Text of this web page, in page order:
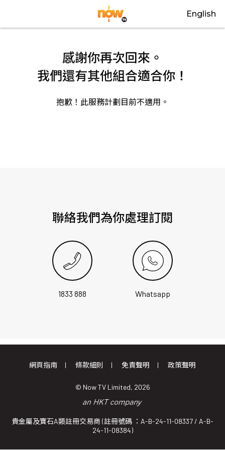
English
感謝你再次回來。
我們還有其他組合適合你！
抱歉！此服務計劃目前不適用。
聯絡我們為你處理訂閱
1833 888 Whatsapp
網頁指南 條款細則 免責聲明 政策聲明
© Now TV Limited, 2026
貴金屬及寶石A類註冊交易商 (註冊號碼 ：A-B-24-11-08337 / A-B-
24-11-08384)